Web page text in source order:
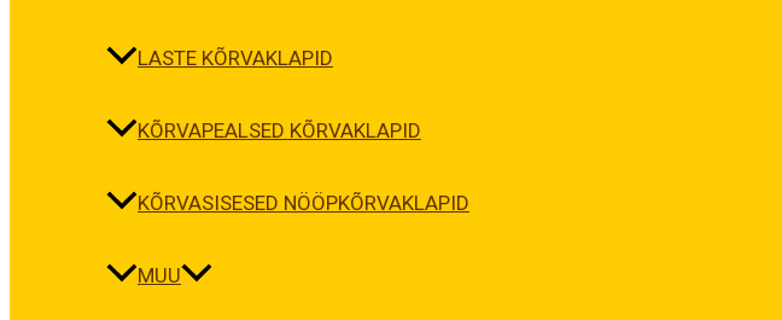
LASTE KÕRVAKLAPID
KÕRVAPEALSED KÕRVAKLAPID
KÕRVASISESED NÖÖPKÕRVAKLAPID
MUU